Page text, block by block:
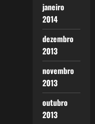
janeiro
2014
dezembro
2013
novembro
2013
outubro
2013